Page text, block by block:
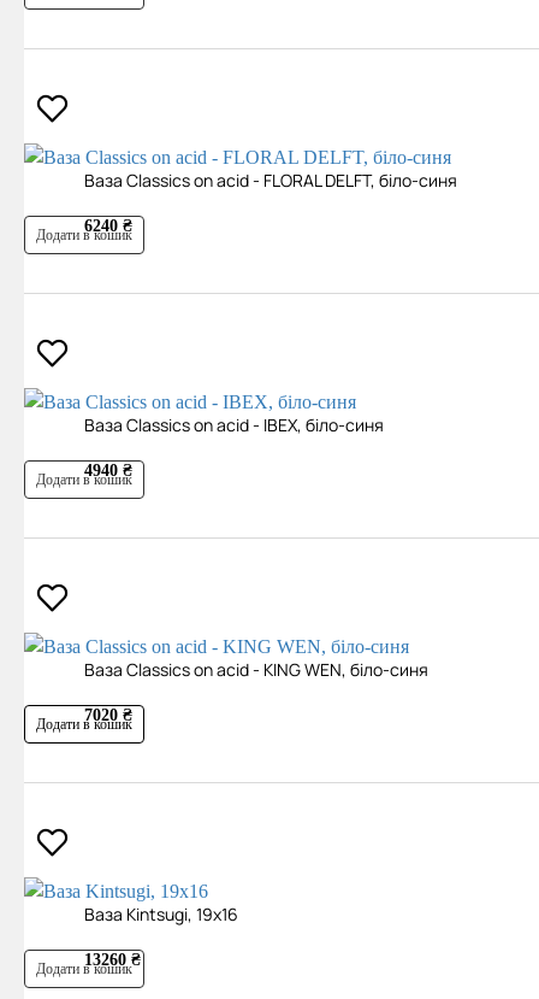
Ваза Classics on acid - FLORAL DELFT, біло-синя
6240 ₴
Додати в кошик
Ваза Classics on acid - IBEX, біло-синя
4940 ₴
Додати в кошик
Ваза Classics on acid - KING WEN, біло-синя
7020 ₴
Додати в кошик
Ваза Kintsugi, 19х16
13260 ₴
Додати в кошик